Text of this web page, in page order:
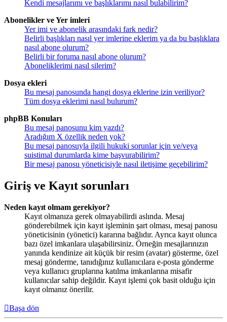
Kendi mesajlarımı ve başlıklarımı nasıl bulabilirim?
Abonelikler ve Yer imleri
Yer imi ve abonelik arasındaki fark nedir?
Belirli başlıkları nasıl yer imlerine eklerim ya da bu başlıklara
nasıl abone olurum?
Belirli bir foruma nasıl abone olurum?
Aboneliklerimi nasıl silerim?
Dosya ekleri
Bu mesaj panosunda hangi dosya eklerine izin veriliyor?
Tüm dosya eklerimi nasıl bulurum?
phpBB Konuları
Bu mesaj panosunu kim yazdı?
Aradığım X özellik neden yok?
Bu mesaj panosuyla ilgili hukuki sorunlar için ve/veya
suistimal durumlarda kime başvurabilirim?
Bir mesaj panosu yöneticisiyle nasıl iletişime geçebilirim?
Giriş ve Kayıt sorunları
Neden kayıt olmam gerekiyor?
Kayıt olmanıza gerek olmayabilirdi aslında. Mesaj
gönderebilmek için kayıt işleminin şart olması, mesaj panosu
yöneticisinin (yönetici) kararına bağlıdır. Ayrıca kayıt olunca
bazı özel imkanlara ulaşabilirsiniz. Örneğin mesajlarınızın
yanında kendinize ait küçük bir resim (avatar) gösterme, özel
mesaj gönderme, tanıdığınız kullanıcılara e-posta gönderme
veya kullanıcı gruplarına katılma imkanlarına misafir
kullanıcılar sahip değildir. Kayıt işlemi çok basit olduğu için
kayıt olmanız önerilir.
Başa dön